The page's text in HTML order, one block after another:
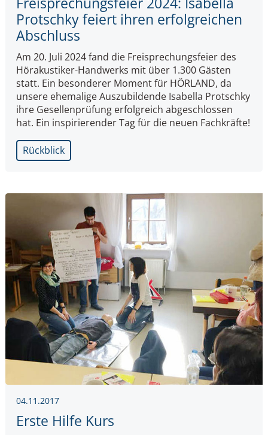
Protschky feiert ihren erfolgreichen
Abschluss
Am 20. Juli 2024 fand die Freisprechungsfeier des
Hörakustiker-Handwerks mit über 1.300 Gästen
statt. Ein besonderer Moment für HÖRLAND, da
unsere ehemalige Auszubildende Isabella Protschky
ihre Gesellenprüfung erfolgreich abgeschlossen
hat. Ein inspirierender Tag für die neuen Fachkräfte!
Rückblick
04.11.2017
Erste Hilfe Kurs